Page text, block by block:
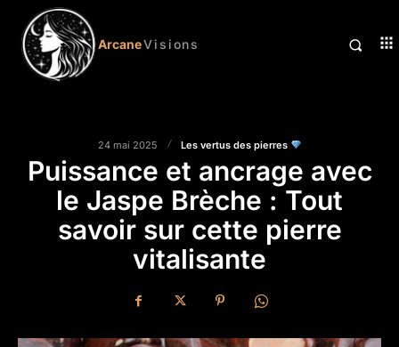
ArcaneVisions
24 mai 2025 Les vertus des pierres
Puissance et ancrage avec
le Jaspe Brèche : Tout
savoir sur cette pierre
vitalisante